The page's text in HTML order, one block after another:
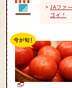
JAファ
ゴイ！